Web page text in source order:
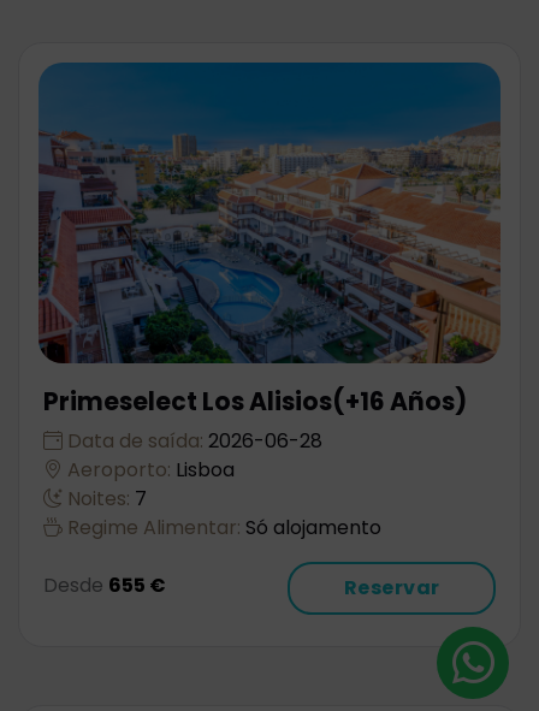
Primeselect Los Alisios(+16 Años)
Data de saída: 2026-06-28
Aeroporto: Lisboa
Noites: 7
Regime Alimentar: Só alojamento
Desde 655 € Reservar